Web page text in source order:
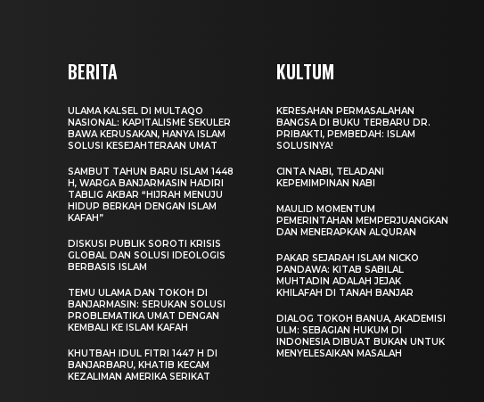
BERITA
ULAMA KALSEL DI MULTAQO
NASIONAL: KAPITALISME SEKULER
BAWA KERUSAKAN, HANYA ISLAM
SOLUSI KESEJAHTERAAN UMAT
SAMBUT TAHUN BARU ISLAM 1448
H, WARGA BANJARMASIN HADIRI
TABLIG AKBAR “HIJRAH MENUJU
HIDUP BERKAH DENGAN ISLAM
KAFAH”
DISKUSI PUBLIK SOROTI KRISIS
GLOBAL DAN SOLUSI IDEOLOGIS
BERBASIS ISLAM
TEMU ULAMA DAN TOKOH DI
BANJARMASIN: SERUKAN SOLUSI
PROBLEMATIKA UMAT DENGAN
KEMBALI KE ISLAM KAFAH
KHUTBAH IDUL FITRI 1447 H DI
BANJARBARU, KHATIB KECAM
KEZALIMAN AMERIKA SERIKAT
KULTUM
KERESAHAN PERMASALAHAN
BANGSA DI BUKU TERBARU DR.
PRIBAKTI, PEMBEDAH: ISLAM
SOLUSINYA!
CINTA NABI, TELADANI
KEPEMIMPINAN NABI
MAULID MOMENTUM
PEMERINTAHAN MEMPERJUANGKAN
DAN MENERAPKAN ALQURAN
PAKAR SEJARAH ISLAM NICKO
PANDAWA: KITAB SABILAL
MUHTADIN ADALAH JEJAK
KHILAFAH DI TANAH BANJAR
DIALOG TOKOH BANUA, AKADEMISI
ULM: SEBAGIAN HUKUM DI
INDONESIA DIBUAT BUKAN UNTUK
MENYELESAIKAN MASALAH